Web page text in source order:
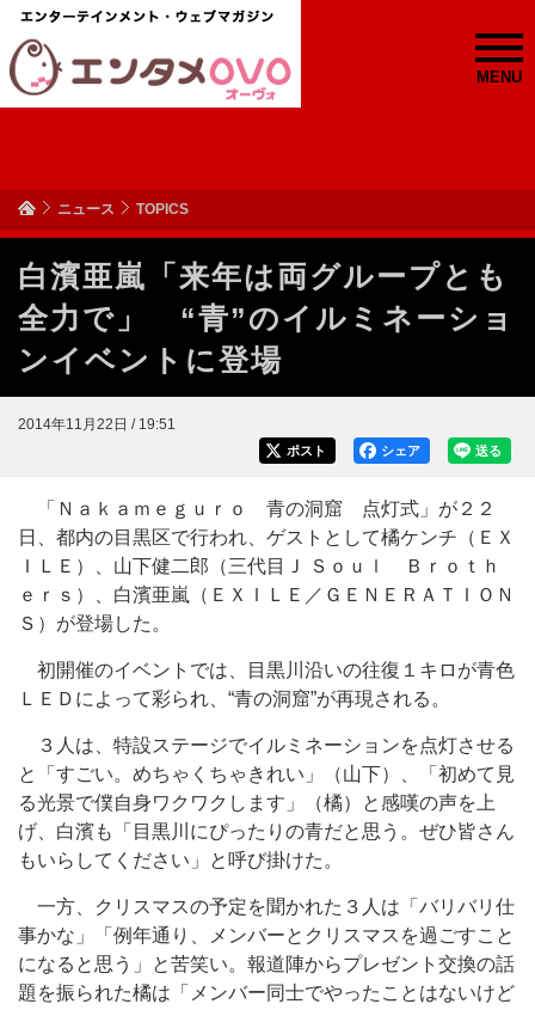
MENU
ニュース TOPICS
白濱亜嵐「来年は両グループとも
全力で」 “青”のイルミネーショ
ンイベントに登場
2014年11月22日 / 19:51
送る
シェア
ポスト
「Ｎａｋａｍｅｇｕｒｏ 青の洞窟 点灯式」が２２
日、都内の目黒区で行われ、ゲストとして橘ケンチ（ＥＸ
ＩＬＥ）、山下健二郎（三代目Ｊ Ｓｏｕｌ Ｂｒｏｔｈ
ｅｒｓ）、白濱亜嵐（ＥＸＩＬＥ／ＧＥＮＥＲＡＴＩＯＮ
Ｓ）が登場した。
初開催のイベントでは、目黒川沿いの往復１キロが青色
ＬＥＤによって彩られ、“青の洞窟”が再現される。
３人は、特設ステージでイルミネーションを点灯させる
と「すごい。めちゃくちゃきれい」（山下）、「初めて見
る光景で僕自身ワクワクします」（橘）と感嘆の声を上
げ、白濱も「目黒川にぴったりの青だと思う。ぜひ皆さん
もいらしてください」と呼び掛けた。
一方、クリスマスの予定を聞かれた３人は「バリバリ仕
事かな」「例年通り、メンバーとクリスマスを過ごすこと
になると思う」と苦笑い。報道陣からプレゼント交換の話
題を振られた橘は「メンバー同士でやったことはないけど